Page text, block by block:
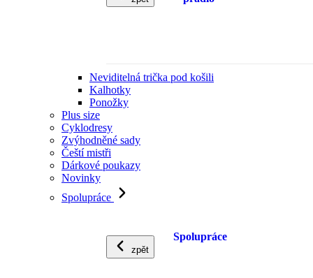
Neviditelná trička pod košili
Kalhotky
Ponožky
Plus size
Cyklodresy
Zvýhodněné sady
Čeští mistři
Dárkové poukazy
Novinky
Spolupráce
zpět
Spolupráce